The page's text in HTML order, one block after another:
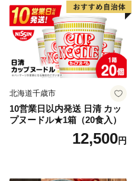
北海道千歳市
10営業日以内発送 日清 カッ
プヌードル★1箱（20食入）
12,500円